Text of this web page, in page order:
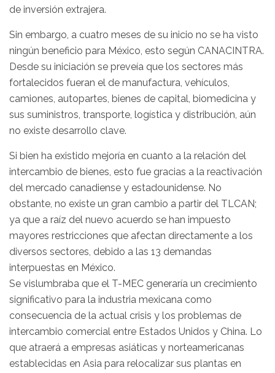
de inversión extrajera.
Sin embargo, a cuatro meses de su inicio no se ha visto
ningún beneficio para México, esto según CANACINTRA.
Desde su iniciación se preveía que los sectores más
fortalecidos fueran el de manufactura, vehículos,
camiones, autopartes, bienes de capital, biomedicina y
sus suministros, transporte, logística y distribución, aún
no existe desarrollo clave.
Si bien ha existido mejoría en cuanto a la relación del
intercambio de bienes, esto fue gracias a la reactivación
del mercado canadiense y estadounidense. No
obstante, no existe un gran cambio a partir del TLCAN;
ya que a raíz del nuevo acuerdo se han impuesto
mayores restricciones que afectan directamente a los
diversos sectores, debido a las 13 demandas
interpuestas en México.
Se vislumbraba que el T-MEC generaría un crecimiento
significativo para la industria mexicana como
consecuencia de la actual crisis y los problemas de
intercambio comercial entre Estados Unidos y China. Lo
que atraerá a empresas asiáticas y norteamericanas
establecidas en Asia para relocalizar sus plantas en